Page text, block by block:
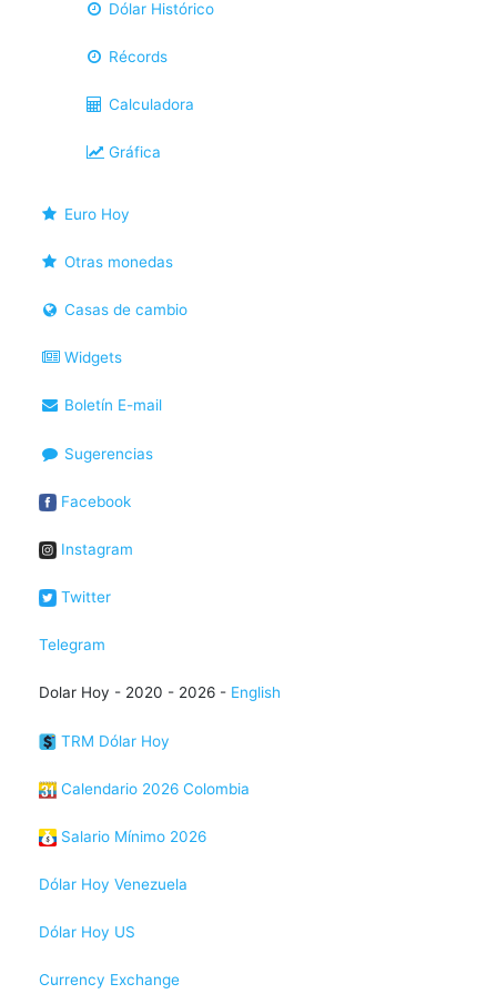
Dólar Histórico
Récords
Calculadora
Gráfica
Euro Hoy
Otras monedas
Casas de cambio
Widgets
Boletín E-mail
Sugerencias
Facebook
Instagram
Twitter
Telegram
Dolar Hoy - 2020 - 2026 - English
TRM Dólar Hoy
Calendario 2026 Colombia
Salario Mínimo 2026
Dólar Hoy Venezuela
Dólar Hoy US
Currency Exchange